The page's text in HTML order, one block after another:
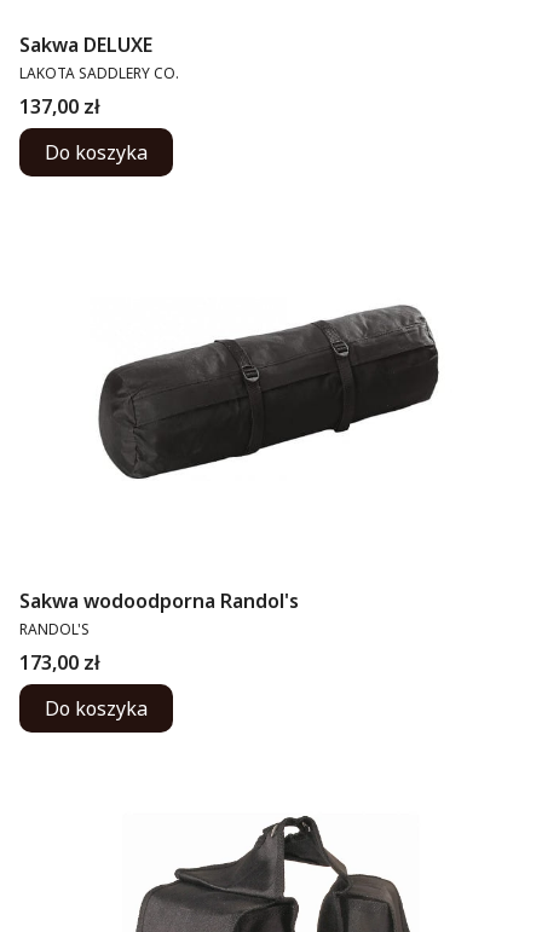
Sakwa DELUXE
PRODUCENT
LAKOTA SADDLERY CO.
Cena
137,00 zł
Do koszyka
Sakwa wodoodporna Randol's
PRODUCENT
RANDOL'S
Cena
173,00 zł
Do koszyka